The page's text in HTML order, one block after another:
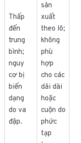
Thấp
đến
trung
bình;
nguy
cơ bị
biến
dạng
do va
đập.
sản
xuất
theo lô;
không
phù
hợp
cho các
dải dài
hoặc
cuộn do
phức
tạp